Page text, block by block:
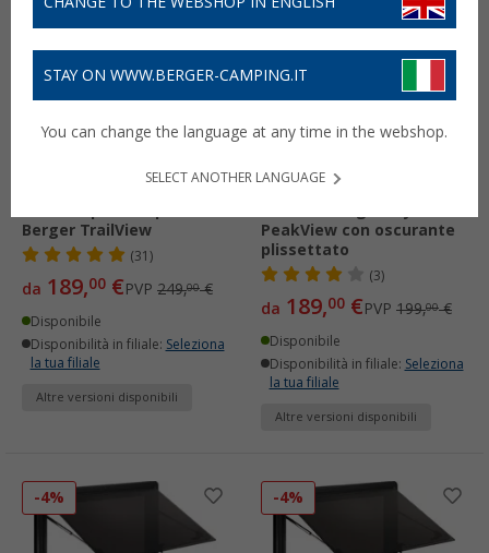
-24%
Berger TrailView
(31)
da 189,00 €PVP 249,00€
Disponibile
Disponibilità in filiale: Seleziona
la tua filiale
Altre versioni disponibili
-5%
PeakView con oscurante
plissettato
(3)
da 189,00 €PVP 199,00€
Disponibile
Disponibilità in filiale: Seleziona
la tua filiale
Altre versioni disponibili
-4% -4%
STAY ON WWW.BERGER-CAMPING.IT
You can change the language at any time in the webshop.
SELECT ANOTHER LANGUAGE